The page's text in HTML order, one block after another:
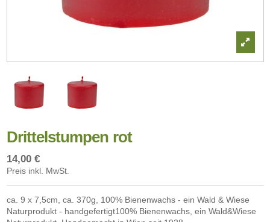
Drittelstumpen rot
14,00 €
Preis inkl. MwSt.
ca. 9 x 7,5cm, ca. 370g, 100% Bienenwachs - ein Wald & Wiese
Naturprodukt - handgefertigt100% Bienenwachs, ein Wald&Wiese